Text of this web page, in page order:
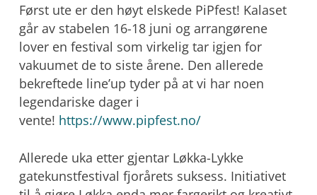
Først ute er den høyt elskede PiPfest! Kalaset
går av stabelen 16-18 juni og arrangørene
lover en festival som virkelig tar igjen for
vakuumet de to siste årene. Den allerede
bekreftede line’up tyder på at vi har noen
legendariske dager i
vente! https://www.pipfest.no/
Allerede uka etter gjentar Løkka-Lykke
gatekunstfestival fjorårets suksess. Initiativet